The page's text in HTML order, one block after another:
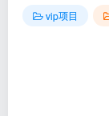
vip项目